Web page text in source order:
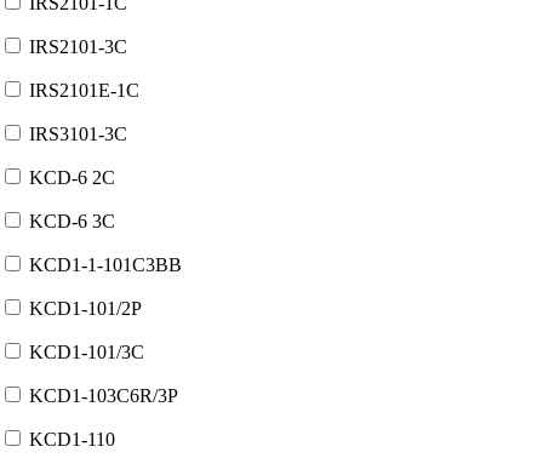
IRS2101-3C
IRS2101E-1C
IRS3101-3C
KCD-6 2C
KCD-6 3C
KCD1-1-101C3BB
KCD1-101/2P
KCD1-101/3C
KCD1-103C6R/3P
KCD1-110